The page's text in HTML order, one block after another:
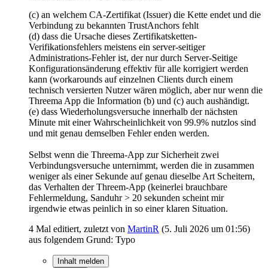
(c) an welchem CA-Zertifikat (Issuer) die Kette endet und die
Verbindung zu bekannten TrustAnchors fehlt
(d) dass die Ursache dieses Zertifikatsketten-
Verifikationsfehlers meistens ein server-seitiger
Administrations-Fehler ist, der nur durch Server-Seitige
Konfigurationsänderung effektiv für alle korrigiert werden
kann (workarounds auf einzelnen Clients durch einem
technisch versierten Nutzer wären möglich, aber nur wenn die
Threema App die Information (b) und (c) auch aushändigt.
(e) dass Wiederholungsversuche innerhalb der nächsten
Minute mit einer Wahrscheinlichkeit von 99.9% nutzlos sind
und mit genau demselben Fehler enden werden.
Selbst wenn die Threema-App zur Sicherheit zwei
Verbindungsversuche unternimmt, werden die in zusammen
weniger als einer Sekunde auf genau dieselbe Art Scheitern,
das Verhalten der Threem-App (keinerlei brauchbare
Fehlermeldung, Sanduhr > 20 sekunden scheint mir
irgendwie etwas peinlich in so einer klaren Situation.
4 Mal editiert, zuletzt von MartinR (5. Juli 2026 um 01:56)
aus folgendem Grund: Typo
Inhalt melden